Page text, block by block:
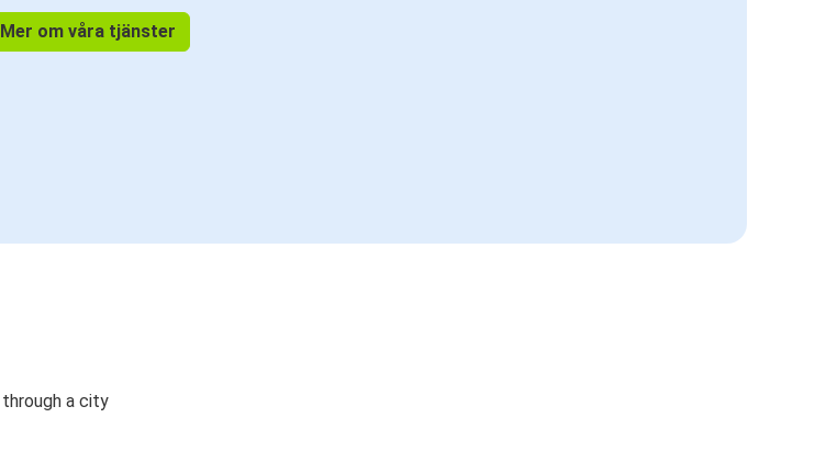
Mer om våra tjänster